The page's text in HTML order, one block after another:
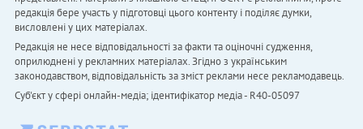
редакція бере участь у підготовці цього контенту і поділяє думки,
висловлені у цих матеріалах.
Редакція не несе відповідальності за факти та оціночні судження,
оприлюднені у рекламних матеріалах. Згідно з українським
законодавством, відповідальність за зміст реклами несе рекламодавець.
Cуб'єкт у сфері онлайн-медіа; ідентифікатор медіа - R40-05097